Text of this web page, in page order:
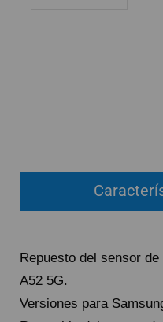
PROFESIONALES /
SOLICITAR
TOP VENTAS
NOVEDADES
NUESTRO BLOG
Repuesto del sensor
A52 5G.
Versiones para